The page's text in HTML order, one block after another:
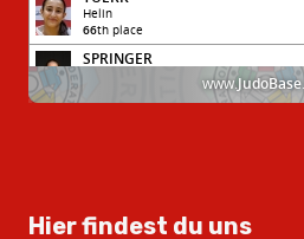
Hier findest du uns